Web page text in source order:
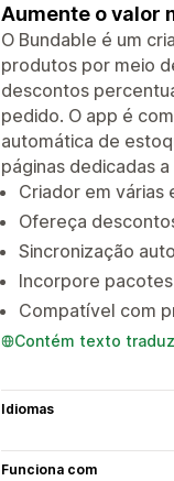
Aumente o valor
O Bundable é um
produtos por meio
descontos
pedido. O app é
automática de
páginas dedicadas
Criador em várias
Ofereça
Sincronização
Incorpore
Compatível com
Contém texto
Idiomas
Funciona com